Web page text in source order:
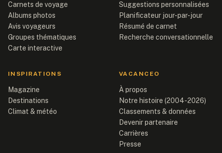
Carnets de voyage
Albums photos
Avis voyageurs
Groupes thématiques
Carte interactive
Suggestions personnalisées
Planificateur jour-par-jour
Résumé de carnet
Recherche conversationnelle
INSPIRATIONS
Magazine
Destinations
Climat & météo
VACANCEO
À propos
Notre histoire (2004-2026)
Classements & données
Devenir partenaire
Carrières
Presse